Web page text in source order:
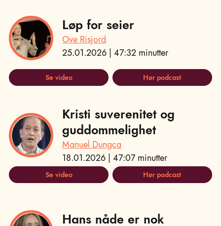
Løp for seier
Ove Risjord
25.01.2026 | 47:32 minutter
Se video Hør podcast
Kristi suverenitet og
guddommelighet
Manuel Dungca
18.01.2026 | 47:07 minutter
Se video Hør podcast
Hans nåde er nok